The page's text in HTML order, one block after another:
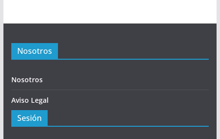
Nosotros
Nosotros
Aviso Legal
Sesión